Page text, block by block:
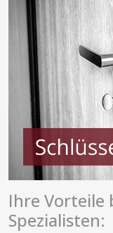
Ihre Vorteile
Spezialisten: